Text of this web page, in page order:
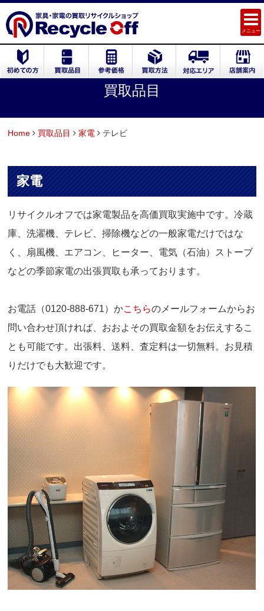
メニュー
買取品目
Home 買取品目 家電 テレビ
家電
リサイクルオフでは家電製品を高価買取実施中です。冷蔵
庫、洗濯機、テレビ、掃除機などの一般家電だけではな
く、扇風機、エアコン、ヒーター、電気（石油）ストーブ
などの季節家電の出張買取も承っております。
お電話（0120-888-671）かこちらのメールフォームからお
問い合わせ頂ければ、おおよその買取金額をお伝えするこ
とも可能です。出張料、送料、査定料は一切無料。お見積
りだけでも大歓迎です。